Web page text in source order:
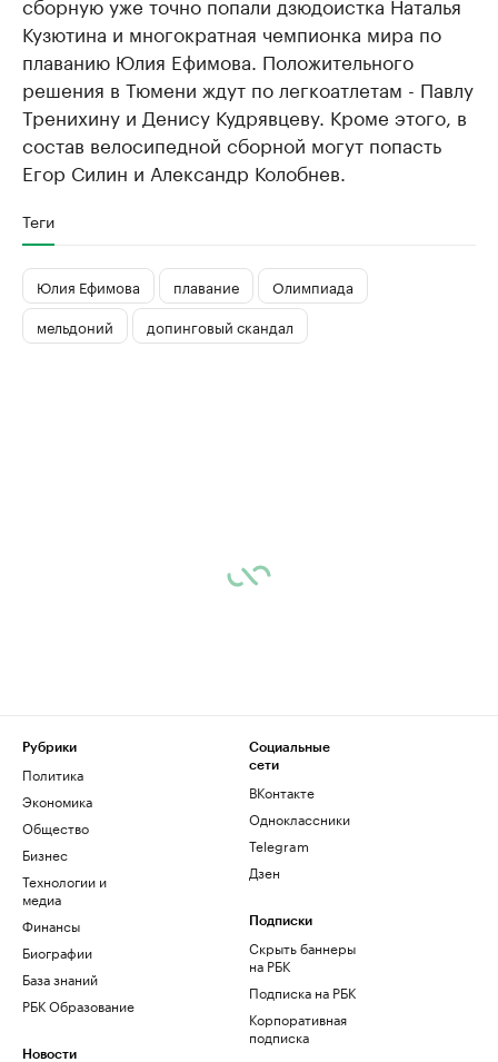
Кузютина и многократная чемпионка мира по
плаванию Юлия Ефимова. Положительного
решения в Тюмени ждут по легкоатлетам - Павлу
Тренихину и Денису Кудрявцеву. Кроме этого, в
состав велосипедной сборной могут попасть
Егор Силин и Александр Колобнев.
Теги
Юлия Ефимова плавание
Олимпиада
мельдоний
допинговый скандал
Рубрики
Политика
Экономика
Общество
Бизнес
Технологии и
медиа
Финансы
Биографии
База знаний
РБК Образование
Новости
Социальные
сети
ВКонтакте
Одноклассники
Telegram
Дзен
Подписки
Скрыть баннеры
на РБК
Подписка на РБК
Корпоративная
подписка